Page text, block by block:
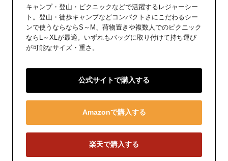
キャンプ・登山・ピクニックなどで活躍するレジャーシー
ト。登山・徒歩キャンプなどコンパクトさにこだわるシー
ンで使うならならS～M、荷物置きや複数人でのピクニック
ならL～XLが最適。いずれもバッグに取り付けて持ち運び
が可能なサイズ・重さ。
公式サイトで購入する
Amazonで購入する
楽天で購入する